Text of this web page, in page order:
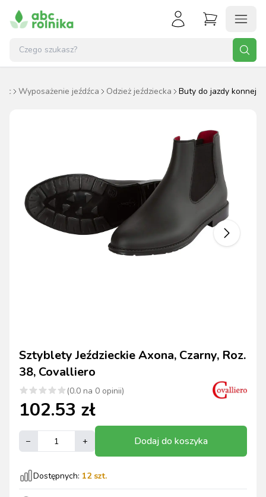
Wyposażenie jeźdźca Odzież jeździecka Buty do jazdy konnej
Sztyblety Jeździeckie Axona, Czarny, Roz.
38, Covalliero
(0.0 na 0 opinii)
102.53 zł
– + Dodaj do koszyka
Dostępnych: 12szt.